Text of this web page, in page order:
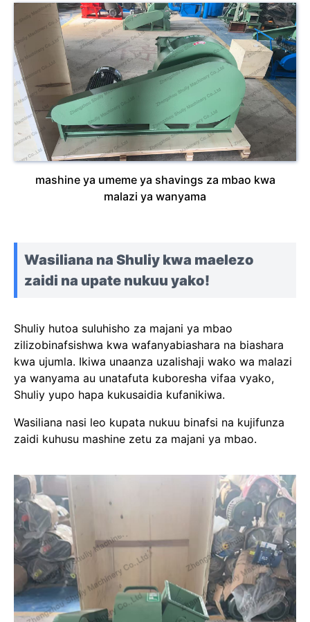
mashine ya umeme ya shavings za mbao kwa
malazi ya wanyama
Wasiliana na Shuliy kwa maelezo
zaidi na upate nukuu yako!
Shuliy hutoa suluhisho za majani ya mbao
zilizobinafsishwa kwa wafanyabiashara na biashara
kwa ujumla. Ikiwa unaanza uzalishaji wako wa malazi
ya wanyama au unatafuta kuboresha vifaa vyako,
Shuliy yupo hapa kukusaidia kufanikiwa.
Wasiliana nasi leo kupata nukuu binafsi na kujifunza
zaidi kuhusu mashine zetu za majani ya mbao.